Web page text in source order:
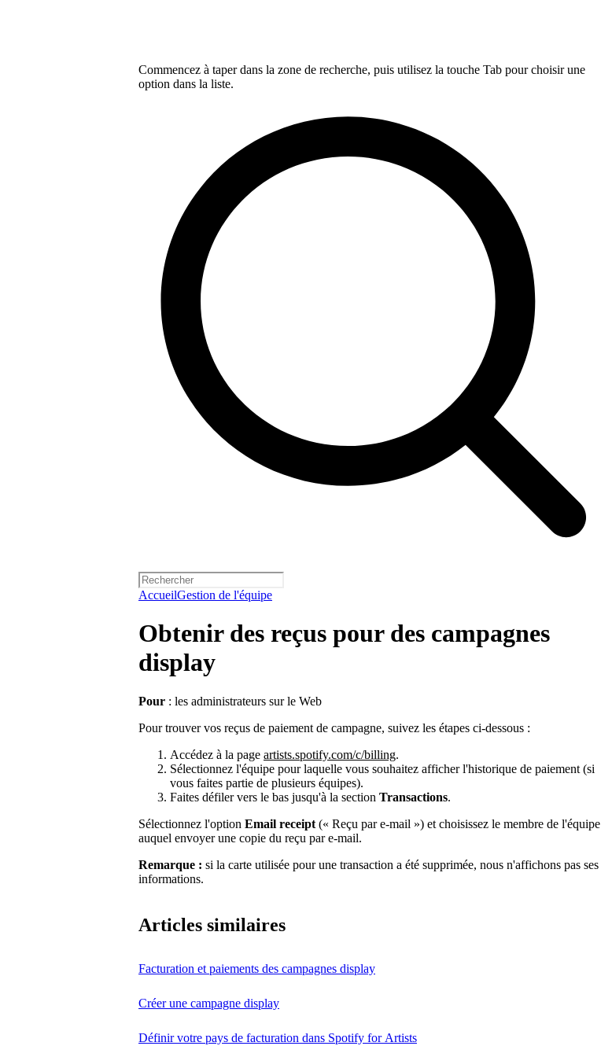
Commencez à taper dans la zone de recherche, puis utilisez la touche Tab pour choisir une
option dans la liste.
AccueilGestion de l'équipe
Obtenir des reçus pour des campagnes
display
Pour : les administrateurs sur le Web
Pour trouver vos reçus de paiement de campagne, suivez les étapes ci-dessous :
Accédez à la page artists.spotify.com/c/billing.
Sélectionnez l'équipe pour laquelle vous souhaitez afficher l'historique de paiement (si
vous faites partie de plusieurs équipes).
Faites défiler vers le bas jusqu'à la section Transactions.
Sélectionnez l'option Email receipt (« Reçu par e-mail ») et choisissez le membre de l'équipe
auquel envoyer une copie du reçu par e-mail.
Remarque : si la carte utilisée pour une transaction a été supprimée, nous n'affichons pas ses
informations.
Articles similaires
Facturation et paiements des campagnes display
Créer une campagne display
Définir votre pays de facturation dans Spotify for Artists